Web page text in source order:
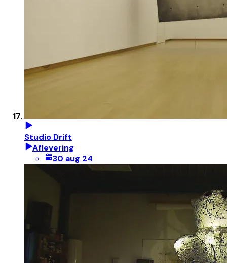
Studio Drift
Aflevering
30 aug 24